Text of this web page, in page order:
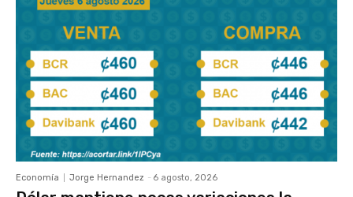
Economía Jorge Hernandez - 6 agosto, 2026